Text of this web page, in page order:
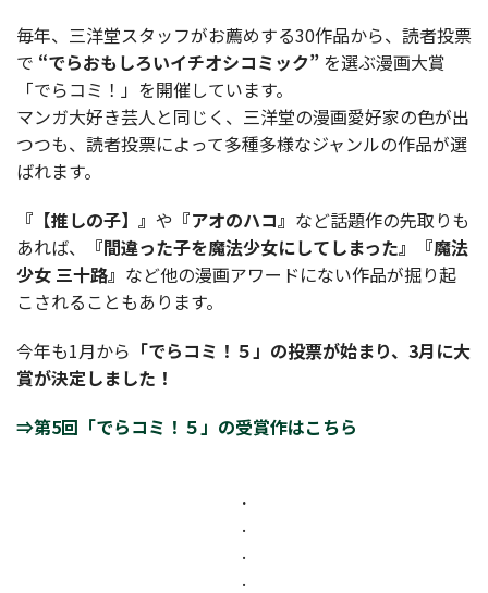
毎年、三洋堂スタッフがお薦めする30作品から、読者投票
で “でらおもしろいイチオシコミック” を選ぶ漫画大賞
「でらコミ！」を開催しています。
マンガ大好き芸人と同じく、三洋堂の漫画愛好家の色が出
つつも、読者投票によって多種多様なジャンルの作品が選
ばれます。
『【推しの子】』 や 『アオのハコ』 など話題作の先取りも
あれば、
『間違った子を魔法少女にしてしまった』『魔法
少女 三十路』 など他の漫画アワードにない作品が掘り起
こされることもあります。
今年も1月から 「でらコミ！５」の投票が始まり、3月に大
賞が決定しました！
⇒第5回「でらコミ！５」の受賞作はこちら
.
.
.
.